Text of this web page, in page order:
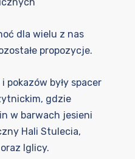
dla wielu z nas
propozycje.
pokazów były spacer
gdzie
w barwach jesieni
Hali Stulecia,
Iglicy.